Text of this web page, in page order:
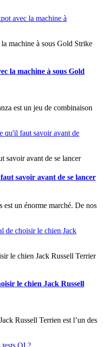
machine à sous Gold Strike
la machine à sous Gold
est un jeu de combinaison
savoir avant de se lancer
savoir avant de se lancer
un énorme marché. De nos
le chien Jack Russell Terrier
le chien Jack Russell
Russell Terrien est l’un des